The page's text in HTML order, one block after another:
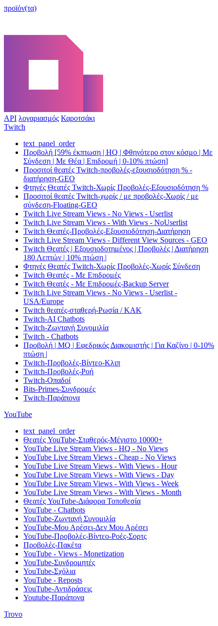
προϊόν(τα)
API λογαριασμός Καροτσάκι
Twitch
text_panel_order
Προβολή [59% έκπτωση | HQ | Φθηνότερο στον κόσμο | Με
Σύνδεση | Με Θέα | Επιδρομή | 0-10% πτώση]
Προσιτοί θεατές Twitch-προβολές-εξουσιοδότηση % -
διατήρηση-GEO
Φτηνές Θεατές Twitch-Χωρίς Προβολές-Εξουσιοδότηση %
Προσιτοί θεατές Twitch-χωρίς / με προβολές-Χωρίς / με
σύνδεση-Floating-GEO
Twitch Live Stream Views - No Views - Userlist
Twitch Live Stream Views - With Views - NoUserlist
Twitch Θεατές-Προβολές-Εξουσιοδότηση-Διατήρηση
Twitch Live Stream Views - Different View Sources - GEO
Twitch Θεατές | Εξουσιοδοτημένος | Προβολές | Διατήρηση
180 Λεπτών | 10% πτώση |
Φτηνές Θεατές Twitch-Χωρίς Προβολές-Χωρίς Σύνδεση
Twitch Θεατές - Με Επιδρομές
Twitch Θεατές - Με Επιδρομές-Backup Server
Twitch Live Stream Views - No Views - Userlist -
USA/Europe
Twitch θεατές-σταθερή-Ρωσία / ΚΑΚ
Twitch-AI Chatbots
Twitch-Ζωντανή Συνομιλία
Twitch - Chatbots
Προβολή | MQ | Εφεδρικός Διακομιστής | Για Καζίνο | 0-10%
πτώση |
Twitch-Προβολές-Βίντεο-Κλιπ
Twitch-Προβολές-Ροή
Twitch-Οπαδοί
Bits-Primes-Συνδρομές
Twitch-Παράπονα
YouTube
text_panel_order
Θεατές YouTube-Σταθερός-Μέγιστο 10000+
YouTube Live Stream Views - HQ - No Views
YouTube Live Stream Views - Cheap - No Views
YouTube Live Stream Views - With Views - Hour
YouTube Live Stream Views - With Views - Day
YouTube Live Stream Views - With Views - Week
YouTube Live Stream Views - With Views - Month
Θεατές YouTube-Διάφορα Τοποθεσία
YouTube - Chatbots
YouTube-Ζωντανή Συνομιλία
YouTube-Μου Αρέσει-Δεν Μου Αρέσει
YouTube-Προβολές-Βίντεο-Ροές-Σορτς
Προβολές-Πακέτα
YouTube - Views - Monetization
YouTube-Συνδρομητές
YouTube-Σχόλια
YouTube - Reposts
YouTube-Αντιδράσεις
Youtube-Παράπονα
Trovo